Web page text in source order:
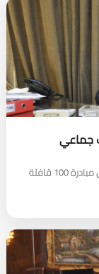
جماعي
حزمة فعاليات مجتمعية تشمل تكريم الأوائل واستكمال مبادرة 100 قافلة